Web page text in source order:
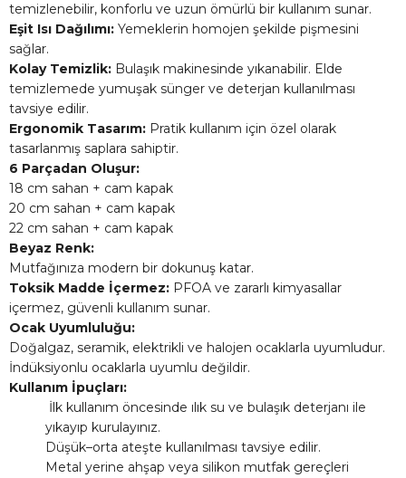
temizlenebilir, konforlu ve uzun ömürlü bir kullanım sunar.
Eşit Isı Dağılımı: Yemeklerin homojen şekilde pişmesini
sağlar.
Kolay Temizlik: Bulaşık makinesinde yıkanabilir. Elde
temizlemede yumuşak sünger ve deterjan kullanılması
tavsiye edilir.
Ergonomik Tasarım: Pratik kullanım için özel olarak
tasarlanmış saplara sahiptir.
6 Parçadan Oluşur:
18 cm sahan + cam kapak
20 cm sahan + cam kapak
22 cm sahan + cam kapak
Beyaz Renk:
Mutfağınıza modern bir dokunuş katar.
Toksik Madde İçermez: PFOA ve zararlı kimyasallar
içermez, güvenli kullanım sunar.
Ocak Uyumluluğu:
Doğalgaz, seramik, elektrikli ve halojen ocaklarla uyumludur.
İndüksiyonlu ocaklarla uyumlu değildir.
Kullanım İpuçları:
İlk kullanım öncesinde ılık su ve bulaşık deterjanı ile
yıkayıp kurulayınız.
Düşük–orta ateşte kullanılması tavsiye edilir.
Metal yerine ahşap veya silikon mutfak gereçleri